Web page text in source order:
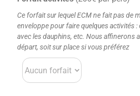
Ce forfait sur lequel ECM ne fait pas de
enveloppe pour faire quelques activités
avec les dauphins, etc. Nous affinerons
départ, soit sur place si vous préférez